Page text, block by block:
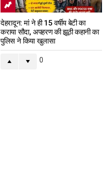
देहरादून: मां ने ही 15 वर्षीय बेटी का
कराया सौदा, अपहरण की झूठी कहानी का
पुलिस ने किया खुलासा
0